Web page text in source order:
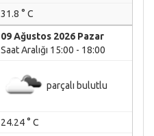
31.8 ° C
09 Ağustos 2026 Pazar
Saat Aralığı 15:00 - 18:00
parçalı bulutlu
24.24 ° C